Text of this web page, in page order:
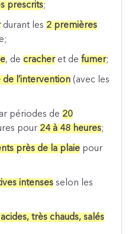
prescrits;
durant les 2 premières
, de cracheret defumer;
l’intervention (avec les
périodes de 20
pour 24 à 48 heures;
près de la plaie pour
intenses selon les
très chauds, salés